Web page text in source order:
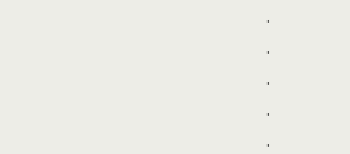
.
.
.
.
.